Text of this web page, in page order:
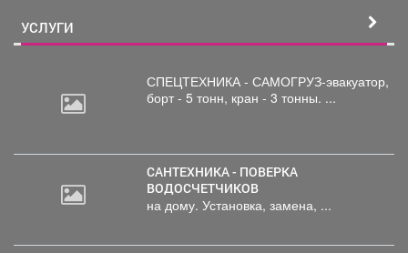
УСЛУГИ
СПЕЦТЕХНИКА - САМОГРУЗ-эвакуатор,
борт - 5 тонн, кран - 3 тонны. ...
САНТЕХНИКА - ПОВЕРКА
ВОДОСЧЕТЧИКОВ
на дому. Установка, замена, ...